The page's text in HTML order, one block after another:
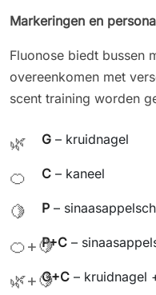
Markeringen en
Fluonose biedt bussen
overeenkomen met
scent training worden
🌿 G – kruidnagel
🍊 C – kaneel
🍋 P –
🍊+🍋P+C –
🌿+🍋G+C – kruidnagel